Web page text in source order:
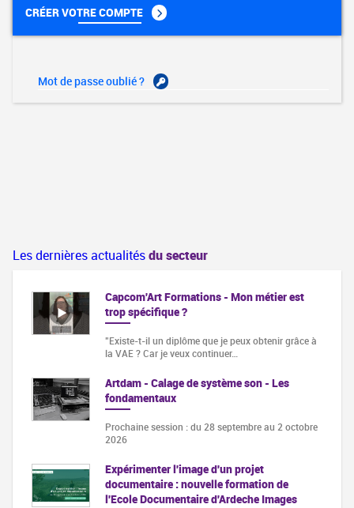
CRÉER VOTRE COMPTE
Mot de passe oublié ?
Les dernières actualitésdu secteur
Capcom'Art Formations - Mon métier est
trop spécifique ?
"Existe-t-il un diplôme que je peux obtenir grâce à
la VAE ? Car je veux continuer…
Artdam - Calage de système son - Les
fondamentaux
Prochaine session : du 28 septembre au 2 octobre
2026
Expérimenter l'image d'un projet
documentaire : nouvelle formation de
l'Ecole Documentaire d'Ardeche Images